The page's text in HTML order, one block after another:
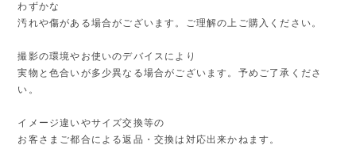
わずかな
汚れや傷がある場合がございます。ご理解の上ご購入ください。
撮影の環境やお使いのデバイスにより
実物と色合いが多少異なる場合がございます。予めご了承くださ
い。
イメージ違いやサイズ交換等の
お客さまご都合による返品・交換は対応出来かねます。